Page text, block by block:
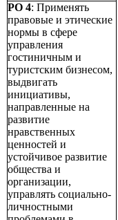
РО 4: Применять
правовые и этические
нормы в сфере
управления
гостиничным и
туристским бизнесом,
выдвигать
инициативы,
направленные на
развитие
нравственных
ценностей и
устойчивое развитие
общества и
организации,
управлять социально-
личностными